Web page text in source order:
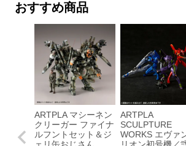
おすすめ商品
ARTPLA マシーネン
クリーガー ファイナ
ルフントセット＆ジ
ェリ缶おじさん
ARTPLA
SCULPTURE
WORKS エヴァ
リオン初号機／